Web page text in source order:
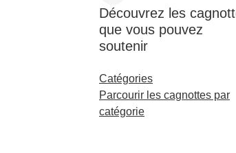
Découvrez les
que vous pouvez
soutenir
Catégories
Parcourir les cagnottes par
catégorie